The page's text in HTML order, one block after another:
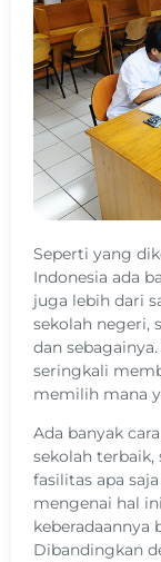
Seperti yang
Indonesia ada
juga lebih dari
sekolah negeri,
dan
seringkali
memilih mana
Ada banyak
sekolah terbaik,
fasilitas apa
mengenai hal
keberadaannya
Dibandingkan